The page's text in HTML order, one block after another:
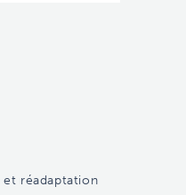
et réadaptation